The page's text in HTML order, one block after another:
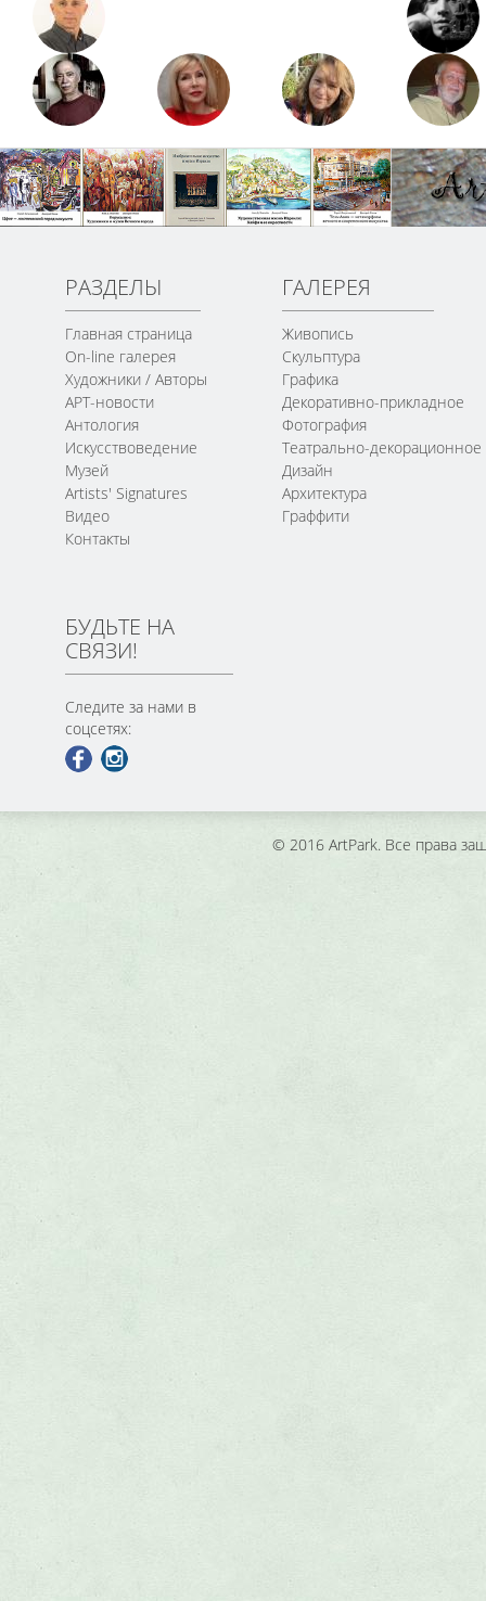
РАЗДЕЛЫ
Главная страница
On-line галерея
Художники / Авторы
АРТ-новости
Антология
Искусствоведение
Музей
Artists' Signatures
Видео
Контакты
ГАЛЕРЕЯ
Живопись
Скульптура
Графика
Декоративно-прикладное
Фотография
Театрально-декорационное
Дизайн
Архитектура
Граффити
БУДЬТЕ НА
СВЯЗИ!
Следите за нами в
соцсетях:
© 2016 ArtPark. Все права